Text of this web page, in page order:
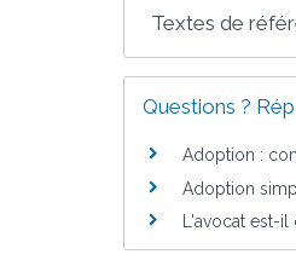
Textes de
Questions ?
Adoption :
Adoption
L'avocat est-